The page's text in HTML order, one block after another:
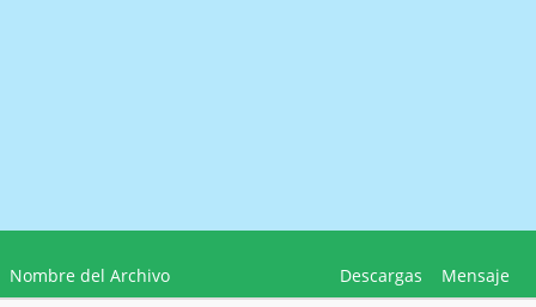
Nombre del Archivo Descargas
Mensaje